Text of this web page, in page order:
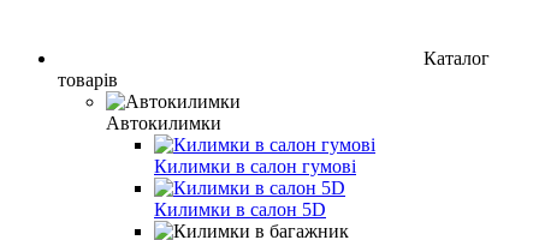
Каталог
товарів
Автокилимки
Килимки в салон гумові
Килимки в салон 5D